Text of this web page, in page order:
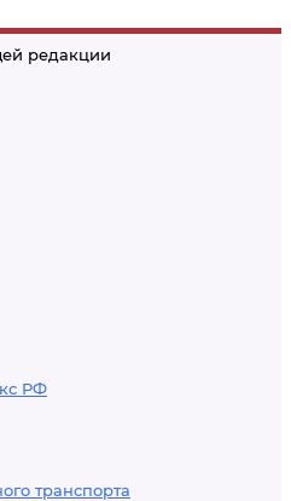
редакции
РФ
транспорта